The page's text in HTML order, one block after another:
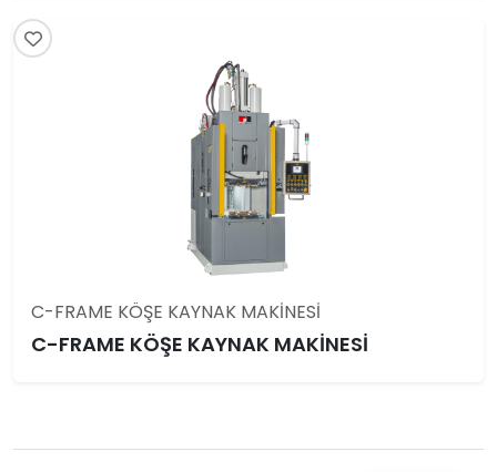
C-FRAME KÖŞE KAYNAK MAKİNESİ
C-FRAME KÖŞE KAYNAK MAKİNESİ